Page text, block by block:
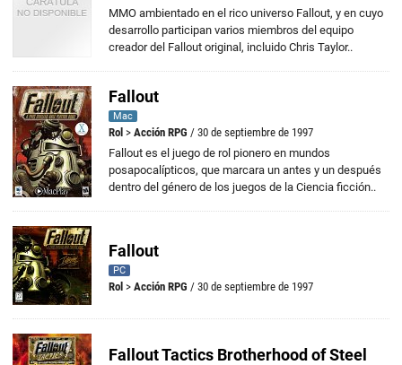
MMO ambientado en el rico universo Fallout, y en cuyo
desarrollo participan varios miembros del equipo
creador del Fallout original, incluido Chris Taylor..
Fallout
Mac
Rol > Acción RPG / 30 de septiembre de 1997
Fallout es el juego de rol pionero en mundos
posapocalípticos, que marcara un antes y un después
dentro del género de los juegos de la Ciencia ficción..
Fallout
PC
Rol > Acción RPG / 30 de septiembre de 1997
Fallout Tactics Brotherhood of Steel